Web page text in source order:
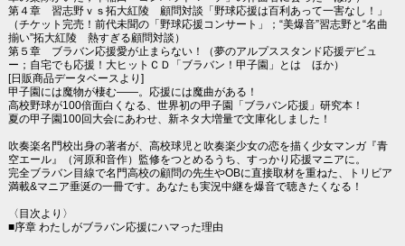
第４章 習志野ｖｓ拓大紅陵 顧問対談「野球応援は百利あって一害なし！」
（チケット完売！前代未聞の「野球応援コンサート」；“美爆音”習志野と“名曲
揃い”拓大紅陵 熱すぎる顧問対談）
第５章 ブラバン応援愛が止まらない！（夢のアルプススタンド応援デビュ
ー；自宅でも応援！大ヒットＣＤ「ブラバン！甲子園」とは ほか）
[日販商品データベースより]
甲子園には魔物が棲む――。応援には魔曲がある！
高校野球が100倍面白くなる、世界初の甲子園「ブラバン応援」研究本！
夏の甲子園100回大会にあわせ、新ネタ大増量で文庫化しました！
吹奏楽名門校出身の著者が、高校球児と吹奏楽少女の恋を描く少女マンガ『青
空エール』（河原和音作）監修をつとめるうち、すっかり応援マニアに。
完全ブラバン目線で名門高校の顧問の先生やOBに直接取材を重ねた、トリビア
満載&マニア垂涎の一冊です。あなたも実況中継を爆音で聴きたくなる！
〈目次より〉
■序章 わたしがブラバン応援にハマった理由